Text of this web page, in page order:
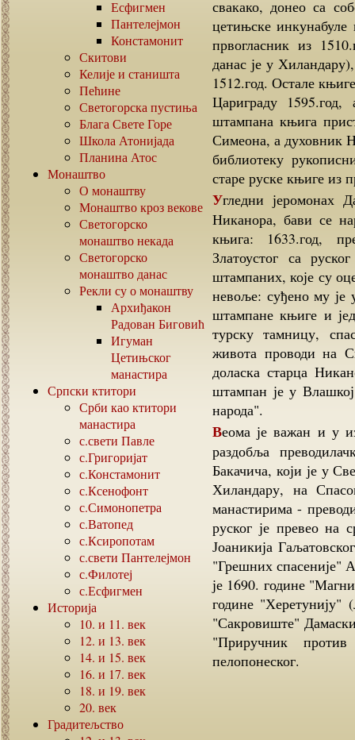
Есфигмен
Пантелејмон
Констамонит
Скитови
Келије и станишта
Пећине
Светогорска пустиња
Блага Свете Горе
Школа Атонијада
Планина Атос
Монаштво
О монаштву
Монаштво кроз векове
Светогорско
монаштво некада
Светогорско
монаштво данас
Рекли су о монаштву
Архиђакон
Радован Биговић
Игуман
Цетињског
манастира
Српски ктитори
Срби као ктитори
манастира
с.свети Павле
с.Григоријат
с.Констамонит
с.Ксенофонт
с.Симонопетра
с.Ватопед
с.Ксиропотам
с.свети Пантелејмон
с.Филотеј
с.Есфигмен
Историја
10. и 11. век
12. и 13. век
14. и 15. век
16. и 17. век
18. и 19. век
20. век
Градитељство
свакако, донео са
цетињске
првогласник из
данас је у
1512.год. Остале
Цариграду
штампана књига
Симеона, а духовник
библиотеку
старе руске књиге из
Угледни јеромонах Дамаскин, духовник Спасове Воде пре старца
Никанора, бави се
књига: 1633.год,
Златоустог са
штампаних, које су
невоље: суђено му је
штампане књиге и
турску тамницу,
живота проводи на
доласка старца
штампан је у
народа".
Веома је важан и у извесном погледу карактеристичан за крај овог
раздобља
Бакачича, који је у
Хиландару, на
манастирима -
руског је превео на
Јоаникија
"Грешних спасеније"
је 1690. године
године "Херетунију"
"Сакровиште"
"Приручник
пелопонеског.